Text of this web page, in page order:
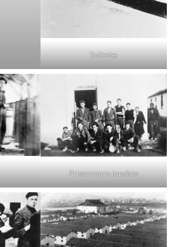
Toilette
Prisonniers landais